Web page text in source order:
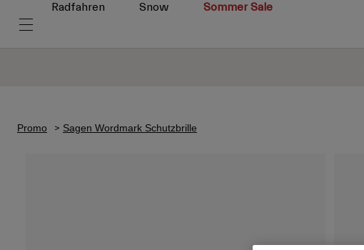
Radfahren Snow Sommer Sale
Promo Sagen Wordmark Schutzbrille